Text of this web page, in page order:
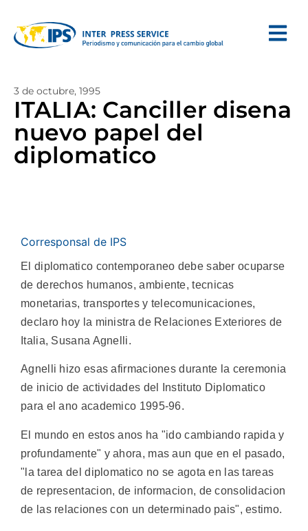
3 de octubre, 1995
ITALIA: Canciller disena
nuevo papel del
diplomatico
Corresponsal de IPS
El diplomatico contemporaneo debe saber ocuparse
de derechos humanos, ambiente, tecnicas
monetarias, transportes y telecomunicaciones,
declaro hoy la ministra de Relaciones Exteriores de
Italia, Susana Agnelli.
Agnelli hizo esas afirmaciones durante la ceremonia
de inicio de actividades del Instituto Diplomatico
para el ano academico 1995-96.
El mundo en estos anos ha "ido cambiando rapida y
profundamente" y ahora, mas aun que en el pasado,
"la tarea del diplomatico no se agota en las tareas
de representacion, de informacion, de consolidacion
de las relaciones con un determinado pais", estimo.